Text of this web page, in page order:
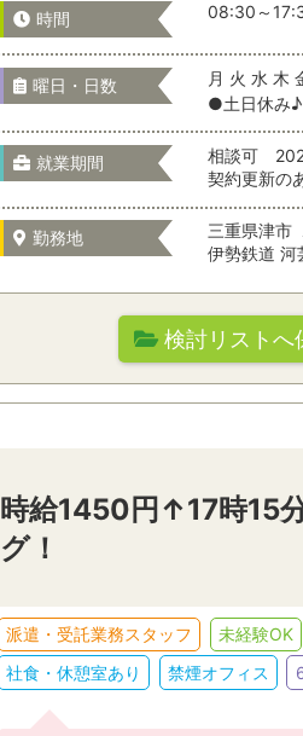
静岡県
三重県
選択をすべてクリアす
時間 08:30～
曜日・日数
月 火 水 木
●土日休み♪
就業期間
相談可
契約更新の
勤務地
三重県津市
伊勢鉄道 河
検討リストへ
時給1450円↑17時15
グ！
派遣・受託業務スタッフ 未経験OK
社食・休憩室あり
禁煙オフィス